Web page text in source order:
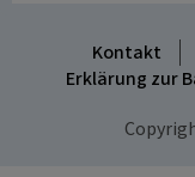
Kontakt
Erklärung zur